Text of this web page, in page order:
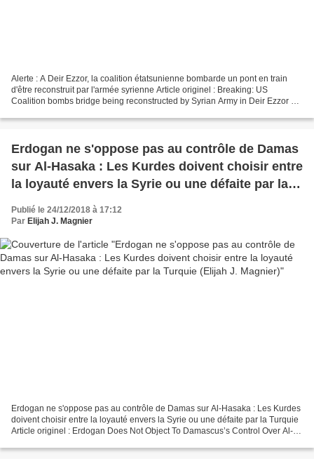
Alerte : A Deir Ezzor, la coalition étatsunienne bombarde un pont en train
d'être reconstruit par l'armée syrienne Article originel : Breaking: US
Coalition bombs bridge being reconstructed by Syrian Army in Deir Ezzor Al
Erdogan ne s'oppose pas au contrôle de Damas
sur Al-Hasaka : Les Kurdes doivent choisir entre
la loyauté envers la Syrie ou une défaite par la
Publié le 24/12/2018 à 17:12
Par Elijah J. Magnier
Erdogan ne s'oppose pas au contrôle de Damas sur Al-Hasaka : Les Kurdes
doivent choisir entre la loyauté envers la Syrie ou une défaite par la Turquie
Article originel : Erdogan Does Not Object To Damascus’s Control Over Al-